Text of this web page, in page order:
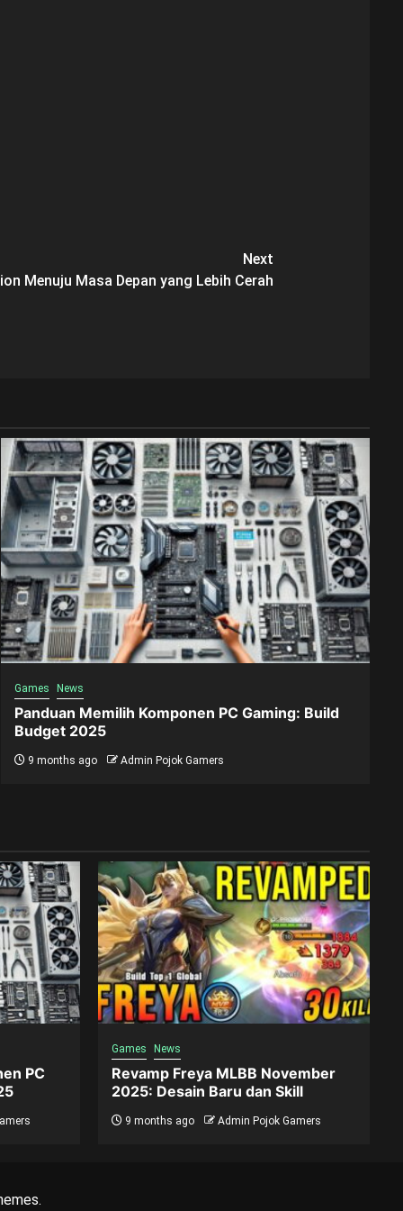
Next
Menuju Masa Depan yang Lebih Cerah
Games News
Panduan Memilih Komponen PC Gaming: Build
Budget 2025
9 months ago Admin Pojok Gamers
PC
Games News
Revamp Freya MLBB November
2025: Desain Baru dan Skill
9 months ago Admin Pojok Gamers